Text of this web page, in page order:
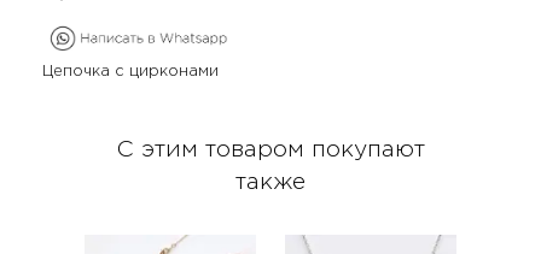
Цепочка с цирконами
С этим товаром покупают
также